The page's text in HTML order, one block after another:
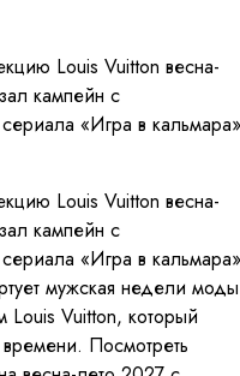
Louis Vuitton весна-
кампейн с
«Игра в кальмара»
Louis Vuitton весна-
кампейн с
«Игра в кальмара»
мужская недели
Louis Vuitton, который
Посмотреть